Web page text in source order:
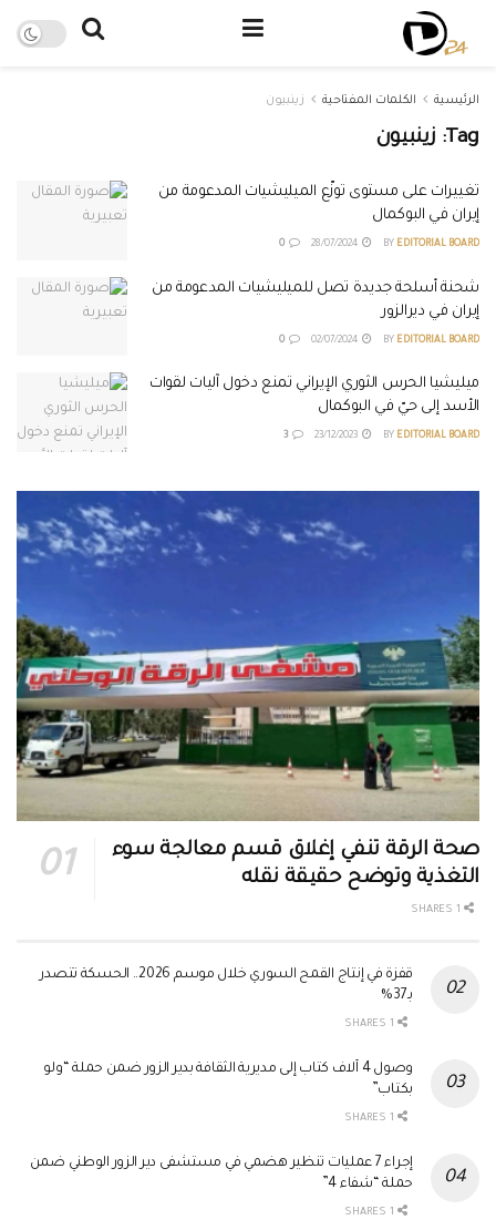
الرئيسية الكلمات المفتاحية زينبيون
Tag: زينبيون
تغييرات على مستوى توزّع الميليشيات المدعومة من
إيران في البوكمال
BY EDITORIAL BOARD
شحنة أسلحة جديدة تصل للميليشيات المدعومة من
إيران في ديرالزور
BY EDITORIAL BOARD
ميليشيا الحرس الثوري الإيراني تمنع دخول آليات لقوات
الأسد إلى حيّ في البوكمال
BY EDITORIAL BOARD
صحة الرقة تنفي إغلاق قسم معالجة سوء
التغذية وتوضح حقيقة نقله
قفزة في إنتاج القمح السوري خلال موسم 2026.. الحسكة تتصدر
بـ37%
وصول 4 آلاف كتاب إلى مديرية الثقافة بدير الزور ضمن حملة “ولو
بكتاب”
إجراء 7 عمليات تنظير هضمي في مستشفى دير الزور الوطني ضمن
حملة “شفاء 4”